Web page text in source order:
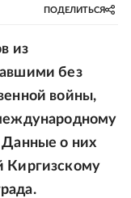
ПОДЕЛИТЬСЯ
из
без
войны,
о них
Киргизскому